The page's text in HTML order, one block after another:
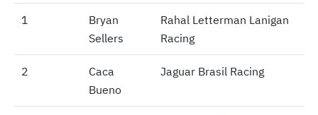
1
Bryan
Sellers
Rahal Letterman Lanigan
Racing
2
Caca
Bueno
Jaguar Brasil Racing
1
2